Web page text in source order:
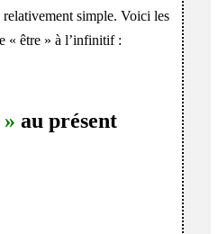
simple. Voici les
« être » à l’infinitif :
au présent